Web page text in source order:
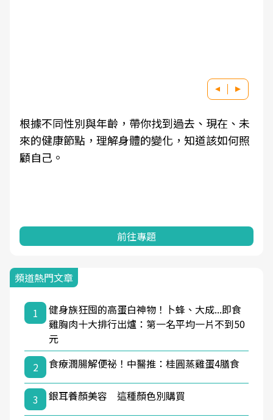
根據不同性別與年齡，帶你找到過去、現在、未
來的健康節點，理解身體的變化，知道該如何照
顧自己。
前往專題
頻道熱門文章
1
健身族狂囤的高蛋白神物！卜蜂、大成...即食
雞胸肉十大排行出爐：第一名平均一片不到50
元
2
食療潤腸解便祕！中醫推：桂圓蒸雞蛋4膳食
3 銀耳養顏美容 這種顏色別購買